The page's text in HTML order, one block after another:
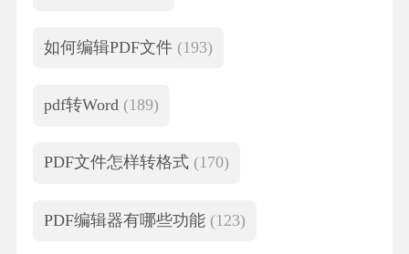
如何编辑PDF文件 (193)
pdf转Word (189)
PDF文件怎样转格式 (170)
PDF编辑器有哪些功能 (123)